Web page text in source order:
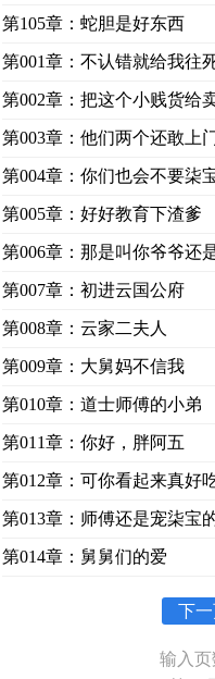
第105章：蛇胆是好东西
第001章：不认错就给我往
第002章：把这个小贱货给
第003章：他们两个还敢上
第004章：你们也会不要柒
第005章：好好教育下渣爹
第006章：那是叫你爷爷还
第007章：初进云国公府
第008章：云家二夫人
第009章：大舅妈不信我
第010章：道士师傅的小弟
第011章：你好，胖阿五
第012章：可你看起来真好
第013章：师傅还是宠柒宝
第014章：舅舅们的爱
下
输入页